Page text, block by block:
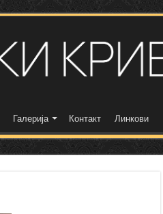
Галерија Контакт Линкови